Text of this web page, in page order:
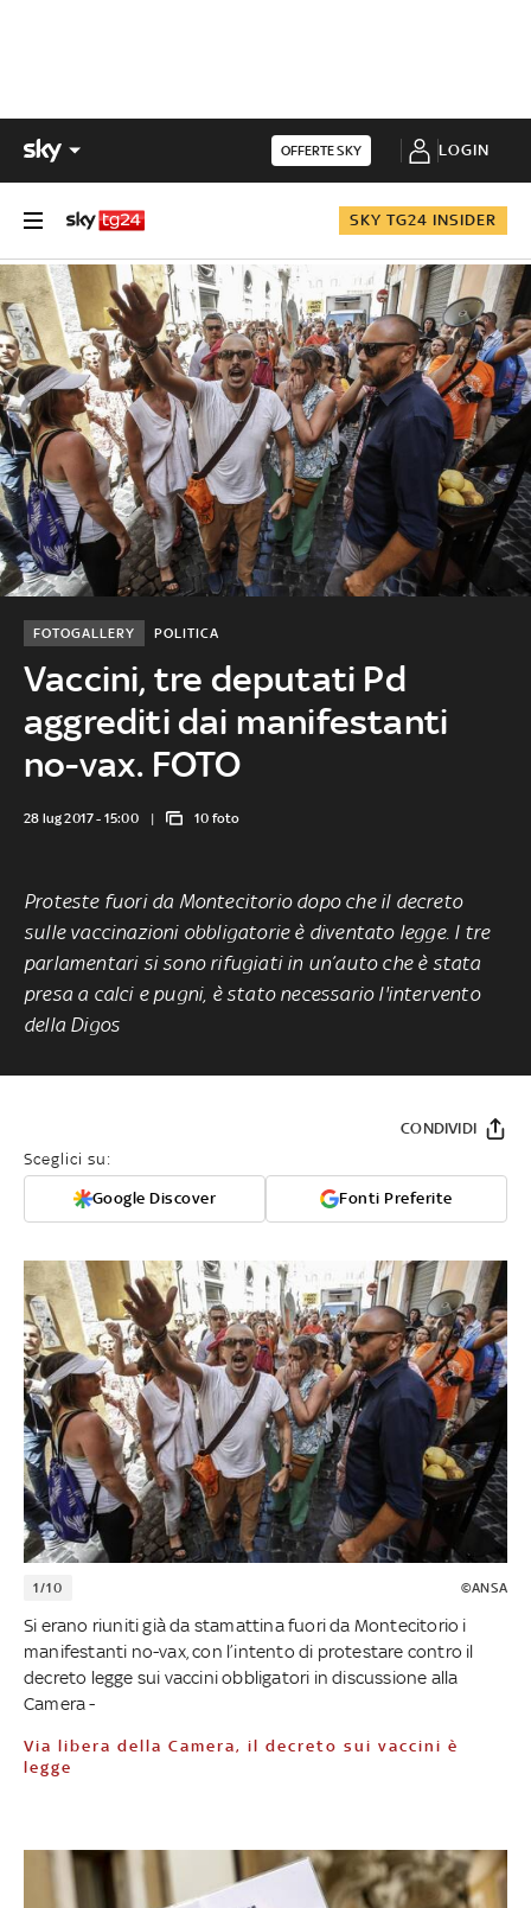
OFFERTE SKY LOGIN
SKY TG24 INSIDER
Vaccini, tre deputati Pd
aggrediti dai manifestanti
no-vax. FOTO
POLITICA
FOTOGALLERY
28 lug 2017 - 15:00 10 foto
Proteste fuori da Montecitorio dopo che il decreto
sulle vaccinazioni obbligatorie è diventato legge. I tre
parlamentari si sono rifugiati in un’auto che è stata
presa a calci e pugni, è stato necessario l'intervento
della Digos
Sceglici su:
Google Discover Fonti Preferite
CONDIVIDI
1/10 ©ANSA
Si erano riuniti già da stamattina fuori da Montecitorio i
manifestanti no-vax, con l’intento di protestare contro il
decreto legge sui vaccini obbligatori in discussione alla
Camera -
Via libera della Camera, il decreto sui vaccini è
legge